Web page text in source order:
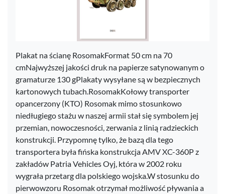
Plakat na ścianę RosomakFormat 50 cm na 70
cmNajwyższej jakości druk na papierze satynowanym o
gramaturze 130 gPlakaty wysyłane są w bezpiecznych
kartonowych tubach.RosomakKołowy transporter
opancerzony (KTO) Rosomak mimo stosunkowo
niedługiego stażu w naszej armii stał się symbolem jej
przemian, nowoczesności, zerwania z linią radzieckich
konstrukcji. Przypomnę tylko, że bazą dla tego
transportera była fińska konstrukcja AMV XC-360P z
zakładów Patria Vehicles Oyj, która w 2002 roku
wygrała przetarg dla polskiego wojska.W stosunku do
pierwowzoru Rosomak otrzymał możliwość pływania a